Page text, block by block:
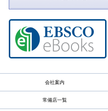
会社案内
常備店一覧